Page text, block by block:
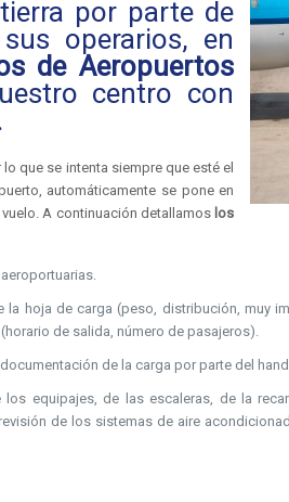
por parte de
operarios, en
de Aeropuertos
centro con
.
lo que se intenta siempre que esté el
automáticamente se pone en
A continuación detallamos los
la hoja de carga (peso, distribución, muy
de salida, número de pasajeros).
de la carga por parte del
equipajes, de las escaleras, de la
de los sistemas de aire